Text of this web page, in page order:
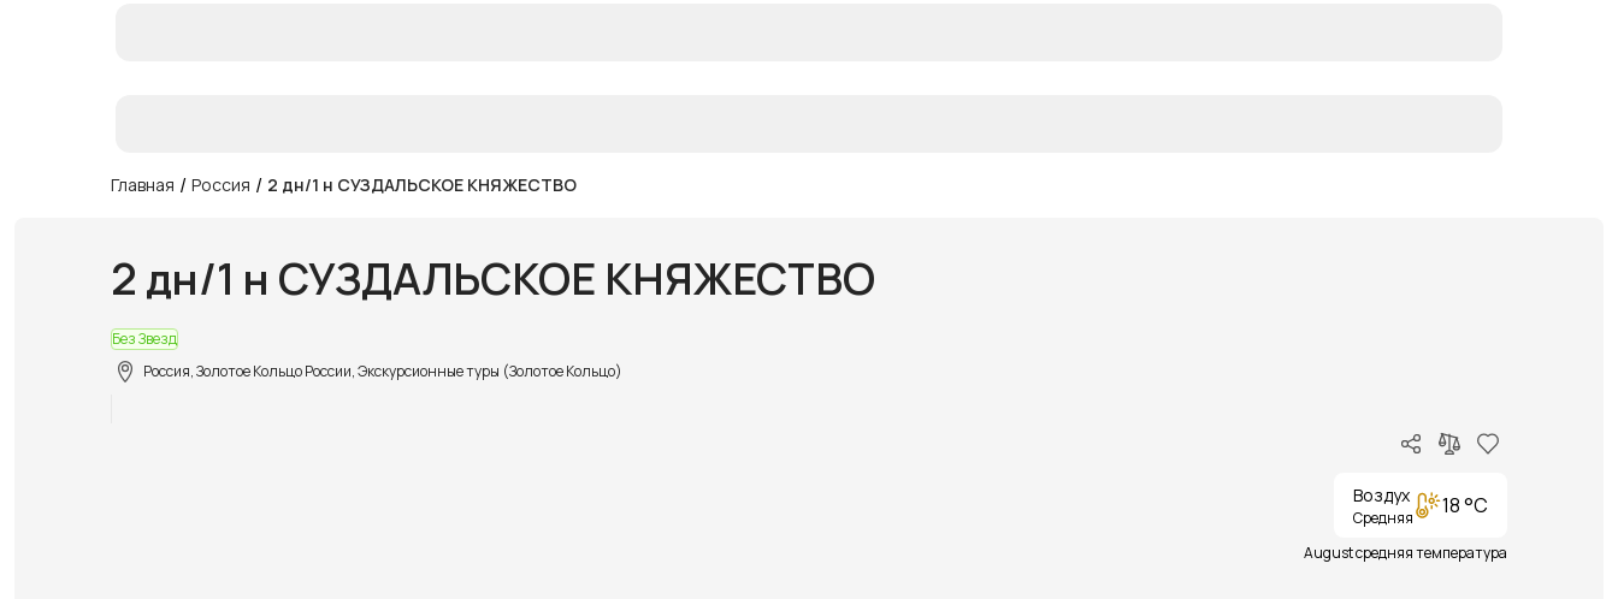
Главная / Россия / 2 дн/1 н СУЗДАЛЬСКОЕ КНЯЖЕСТВО
2 дн/1 н СУЗДАЛЬСКОЕ КНЯЖЕСТВО
Без Звезд
Россия, Золотое Кольцо России, Экскурсионные туры (Золотое Кольцо)
Воздух
Средняя 18 °C
August средняя температура